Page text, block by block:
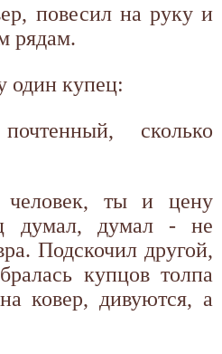
повесил на руку и
рядам.
один купец:
сколько
ты и цену
думал, думал - не
Подскочил другой,
купцов толпа
ковер, дивуются, а